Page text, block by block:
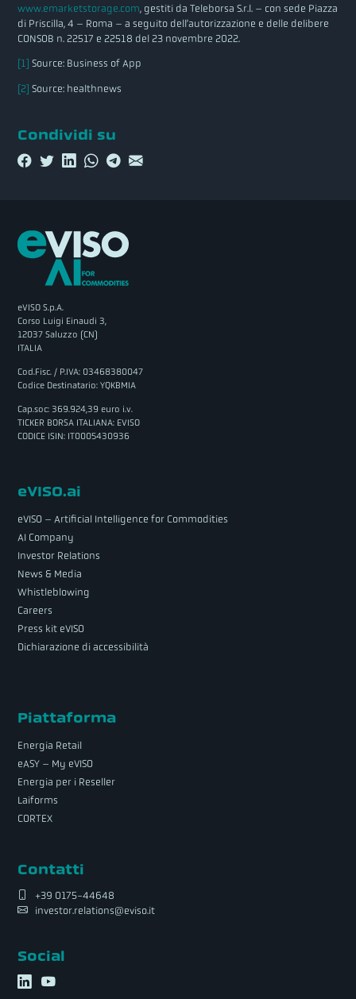
www.emarketstorage.com, gestiti da Teleborsa S.r.l. – con sede Piazza
di Priscilla, 4 – Roma – a seguito dell’autorizzazione e delle delibere
CONSOB n. 22517 e 22518 del 23 novembre 2022.
[1] Source: Business of App
[2] Source: healthnews
Condividi su
eVISO S.p.A.
Corso Luigi Einaudi 3,
12037 Saluzzo (CN)
ITALIA
Cod.Fisc. / P.IVA: 03468380047
Codice Destinatario: YQKBMIA
Cap.soc: 369.924,39 euro i.v.
TICKER BORSA ITALIANA: EVISO
CODICE ISIN: IT0005430936
eVISO.ai
eVISO – Artificial Intelligence for Commodities
AI Company
Investor Relations
News & Media
Whistleblowing
Careers
Press kit eVISO
Dichiarazione di accessibilità
Piattaforma
Energia Retail
eASY – My eVISO
Energia per i Reseller
Laiforms
CORTEX
Contatti
+39 0175-44648
investor.relations@eviso.it
Social